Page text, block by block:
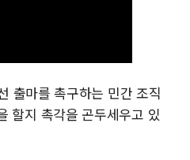
출마를 촉구하는 민간 조직
할지 촉각을 곤두세우고 있